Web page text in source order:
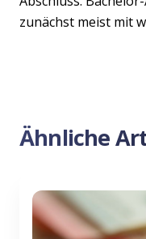
zunächst meist mit
Ähnliche